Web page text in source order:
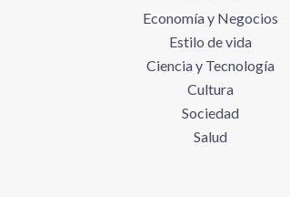
Economía y Negocios
Estilo de vida
Ciencia y Tecnología
Cultura
Sociedad
Salud